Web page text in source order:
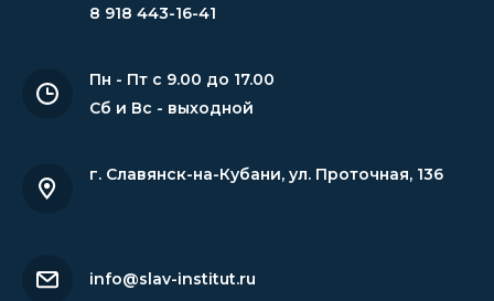
8 918 443-16-41
Пн - Пт с 9.00 до 17.00
Сб и Вс - выходной
г. Славянск-на-Кубани, ул. Проточная, 136
info@slav-institut.ru